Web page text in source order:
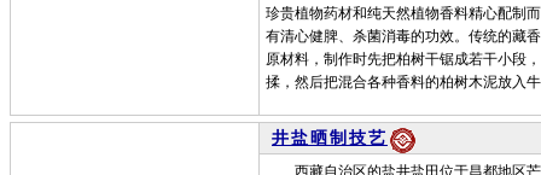
珍贵植物药材和纯天然植物香料精心配制
有清心健脾、杀菌消毒的功效。传统的藏
原材料，制作时先把柏树干锯成若干小段
揉，然后把混合各种香料的柏树木泥放
井盐晒制技艺
西藏自治区的盐井盐田位于昌都地区芒